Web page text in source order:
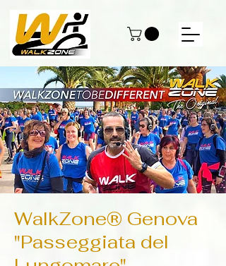
WalkZone® Genova
"Passeggiata del